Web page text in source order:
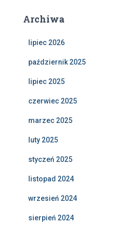
Archiwa
lipiec 2026
październik 2025
lipiec 2025
czerwiec 2025
marzec 2025
luty 2025
styczeń 2025
listopad 2024
wrzesień 2024
sierpień 2024